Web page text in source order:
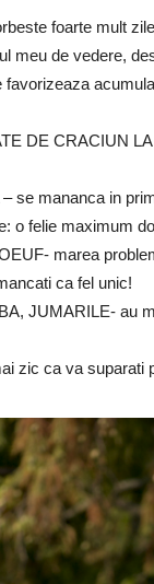
foarte mult
meu de vedere,
favorizeaza
DE CRACIUN
se mananca in
o felie maximum
marea
ca fel unic!
JUMARILE- au
zic ca va